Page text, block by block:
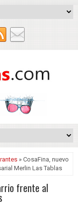
» CosaFina, nuevo
Merlin Las Tablas
frente al